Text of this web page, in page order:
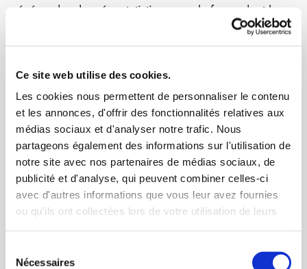
Ce site web utilise des cookies.
Les cookies nous permettent de personnaliser le contenu
et les annonces, d'offrir des fonctionnalités relatives aux
médias sociaux et d'analyser notre trafic. Nous
partageons également des informations sur l'utilisation de
notre site avec nos partenaires de médias sociaux, de
publicité et d'analyse, qui peuvent combiner celles-ci
avec d'autres informations que vous leur avez fournies
ou qu'ils ont collectées lors de votre utilisation de leurs
Nécessaires
générer des données statistiques sur la façon dont le
Fournisseur : Google.
· gid
But : Enregistrer un identifiant unique utilisé pour
générer des données statistiques sur la façon dont le
visiteur utilise le site internet.
Durée : 24 heures.
Fournisseur : Google.